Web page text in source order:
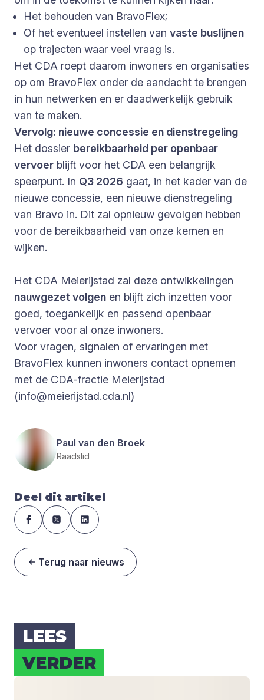
Het behouden van BravoFlex;
Of het eventueel instellen van vaste buslijnen
op trajecten waar veel vraag is.
Het CDA roept daarom inwoners en organisaties
op om BravoFlex onder de aandacht te brengen
in hun netwerken en er daadwerkelijk gebruik
van te maken.
Vervolg: nieuwe concessie en dienstregeling
Het dossier bereikbaarheid per openbaar
vervoer blijft voor het CDA een belangrijk
speerpunt. In Q3 2026 gaat, in het kader van de
nieuwe concessie, een nieuwe dienstregeling
van Bravo in. Dit zal opnieuw gevolgen hebben
voor de bereikbaarheid van onze kernen en
wijken.
Het CDA Meierijstad zal deze ontwikkelingen
nauwgezet volgen en blijft zich inzetten voor
goed, toegankelijk en passend openbaar
vervoer voor al onze inwoners.
Voor vragen, signalen of ervaringen met
BravoFlex kunnen inwoners contact opnemen
met de CDA-fractie Meierijstad
(info@meierijstad.cda.nl)
Paul van den Broek
Raadslid
Deel dit artikel
Terug naar nieuws
LEES
VER­DER